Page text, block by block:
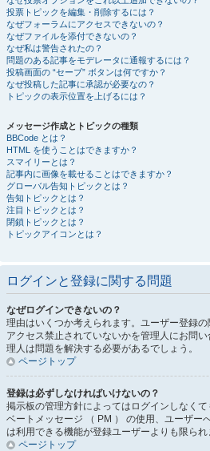
投票トピックを編集・削除するには？
なぜフォーラムにアクセスできないの？
なぜファイルを添付できないの？
なぜ私は警告されたの？
問題のある記事をモデレータに通報するには？
投稿画面の “セーブ” ボタンは何ですか？
なぜ投稿した記事に承認が必要なの？
トピックの表示位置を上げるには？
メッセージ作成とトピックの種類
BBCode とは？
HTML を使うことはできますか？
スマイリーとは？
記事内に画像を載せることはできますか？
グローバル告知トピックとは？
告知トピックとは？
注目トピックとは？
閉鎖トピックとは？
トピックアイコンとは？
ログインと登録に関する問題
なぜログインできないの？
理由はいくつか考えられます。ユーザー登録
アクセス禁止されていないかを管理人にお問
理人は問題を解決する必要があるでしょう。
ページトップ
登録は必ずしなければいけないの？
掲示板の管理方針によってはログインしなく
ベートメッセージ （ PM ） の使用、ユーザー
は利用できる機能が登録ユーザーよりも限ら
ページトップ